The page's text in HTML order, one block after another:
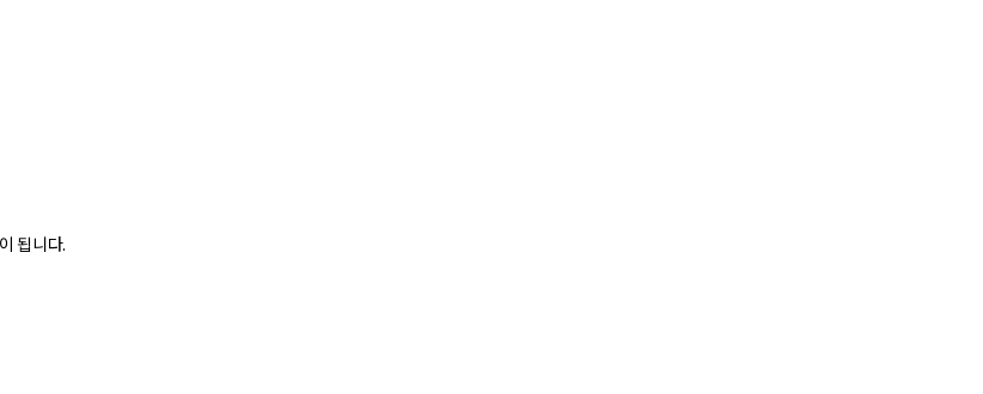
됩니다.